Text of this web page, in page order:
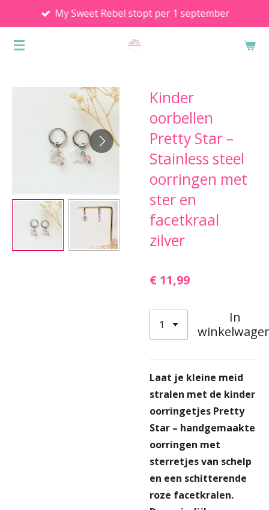
direct
naar
My Sweet Rebel stopt per 1 september
Kinder
oorbellen
Pretty Star –
Stainless steel
oorringen met
ster en
facetkraal
zilver
€ 11,99
In
Laat je kleine meid
stralen met de kinder
oorringetjes Pretty
Star – handgemaakte
oorringen met
sterretjes van schelp
en een schitterende
roze facetkralen.